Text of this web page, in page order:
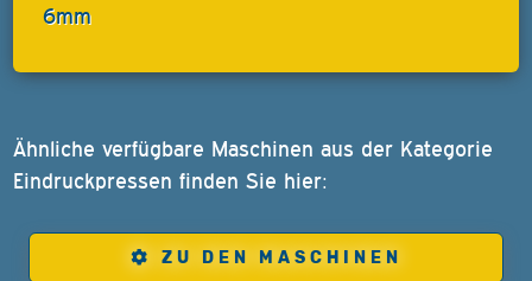
6mm
Ähnliche verfügbare Maschinen aus der Kategorie
Eindruckpressen finden Sie hier:
ZU DEN MASCHINEN